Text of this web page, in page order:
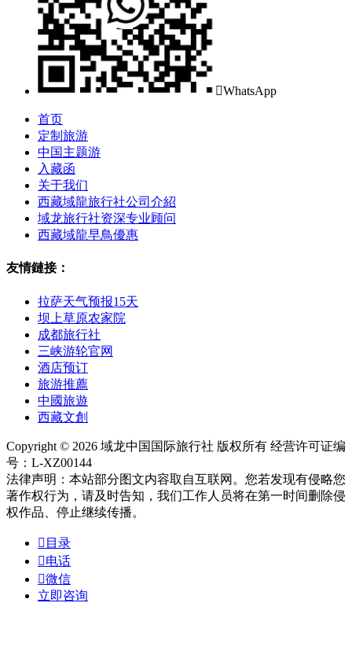
WhatsApp
首页
定制旅游
中国主题游
入藏函
关于我们
西藏域龍旅行社公司介紹
域龙旅行社资深专业顾问
西藏域龍早鳥優惠
友情鏈接：
拉萨天气预报15天
坝上草原农家院
成都旅行社
三峡游轮官网
酒店预订
旅游推薦
中國旅遊
西藏文創
Copyright © 2026 域龙中国国际旅行社 版权所有 经营许可证编
号：L-XZ00144
法律声明：本站部分图文内容取自互联网。您若发现有侵略您
著作权行为，请及时告知，我们工作人员将在第一时间删除侵
权作品、停止继续传播。
 目录
电话
微信
立即咨询